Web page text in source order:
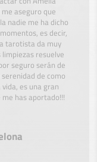
aseguro que
nadie me ha dicho
es decir,
tarotista da muy
resuelve
seguro serán de
de como
es una gran
has aportado!!!